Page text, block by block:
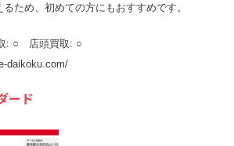
ため、初めての方にもおすすめです。
: ○ 店頭買取: ○
daikoku.com/
ード